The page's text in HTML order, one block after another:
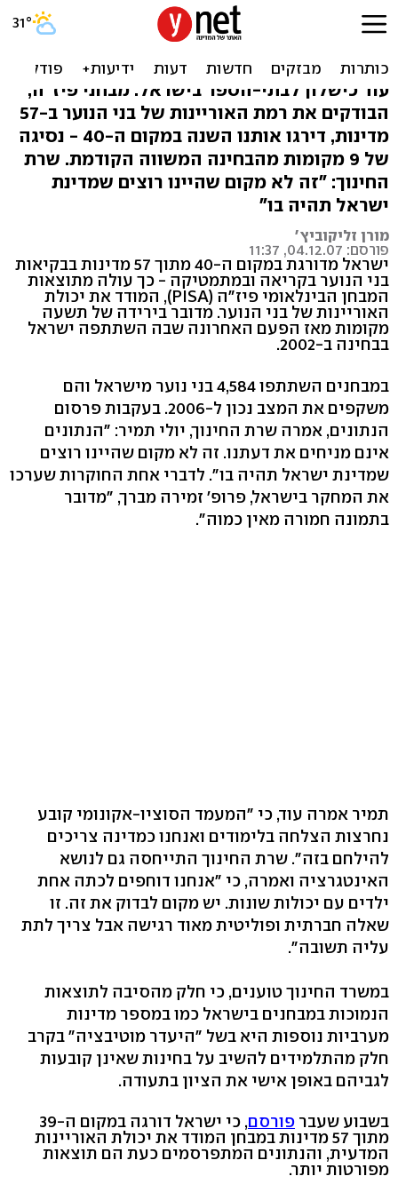
תלמידי ישראל ירדו למקום 40
בקריאה ובחשבון
עוד כישלון לבתי-הספר בישראל: מבחני פיז"ה,
הבודקים את רמת האוריינות של בני הנוער ב-57
מדינות, דירגו אותנו השנה במקום ה-40 - נסיגה
של 9 מקומות מהבחינה המשווה הקודמת. שרת
החינוך: "זה לא מקום שהיינו רוצים שמדינת
ישראל תהיה בו"
מורן זליקוביץ'
פורסם: 04.12.07, 11:37
ישראל מדורגת במקום ה-40 מתוך 57 מדינות בבקיאות
בני הנוער בקריאה ובמתמטיקה - כך עולה מתוצאות
המבחן הבינלאומי פיז"ה (PISA), המודד את יכולת
האוריינות של בני הנוער. מדובר בירידה של תשעה
מקומות מאז הפעם האחרונה שבה השתתפה ישראל
בבחינה ב-2002.
במבחנים השתתפו 4,584 בני נוער מישראל והם
משקפים את המצב נכון ל-2006. בעקבות פרסום
הנתונים, אמרה שרת החינוך, יולי תמיר: "הנתונים
אינם מניחים את דעתנו. זה לא מקום שהיינו רוצים
שמדינת ישראל תהיה בו". לדברי אחת החוקרות שערכו
את המחקר בישראל, פרופ' זמירה מברך, "מדובר
בתמונה חמורה מאין כמוה".
תמיר אמרה עוד, כי "המעמד הסוציו-אקונומי קובע
נחרצות הצלחה בלימודים ואנחנו כמדינה צריכים
להילחם בזה". שרת החינוך התייחסה גם לנושא
האינטגרציה ואמרה, כי "אנחנו דוחפים לכתה אחת
ילדים עם יכולות שונות. יש מקום לבדוק את זה. זו
שאלה חברתית ופוליטית מאוד רגישה אבל צריך לתת
עליה תשובה".
במשרד החינוך טוענים, כי חלק מהסיבה לתוצאות
הנמוכות במבחנים בישראל כמו במספר מדינות
מערביות נוספות היא בשל "היעדר מוטיבציה" בקרב
חלק מהתלמידים להשיב על בחינות שאינן קובעות
לגביהם באופן אישי את הציון בתעודה.
בשבוע שעבר פורסם , כי ישראל דורגה במקום ה-39
מתוך 57 מדינות במבחן המודד את יכולת האוריינות
המדעית, והנתונים המתפרסמים כעת הם תוצאות
מפורטות יותר.